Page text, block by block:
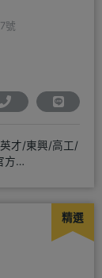
號
才/東興/高工/
方
精選